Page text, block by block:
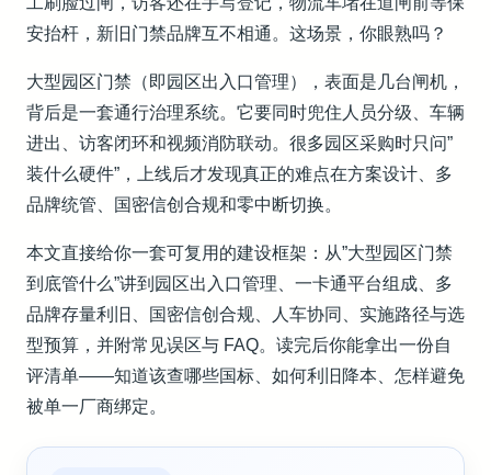
安抬杆，新旧门禁品牌互不相通。这场景，你眼熟吗？
大型园区门禁（即园区出入口管理），表面是几台闸机，
背后是一套通行治理系统。它要同时兜住人员分级、车辆
进出、访客闭环和视频消防联动。很多园区采购时只问”
装什么硬件”，上线后才发现真正的难点在方案设计、多
品牌统管、国密信创合规和零中断切换。
本文直接给你一套可复用的建设框架：从”大型园区门禁
到底管什么”讲到园区出入口管理、一卡通平台组成、多
品牌存量利旧、国密信创合规、人车协同、实施路径与选
型预算，并附常见误区与 FAQ。读完后你能拿出一份自
评清单——知道该查哪些国标、如何利旧降本、怎样避免
被单一厂商绑定。